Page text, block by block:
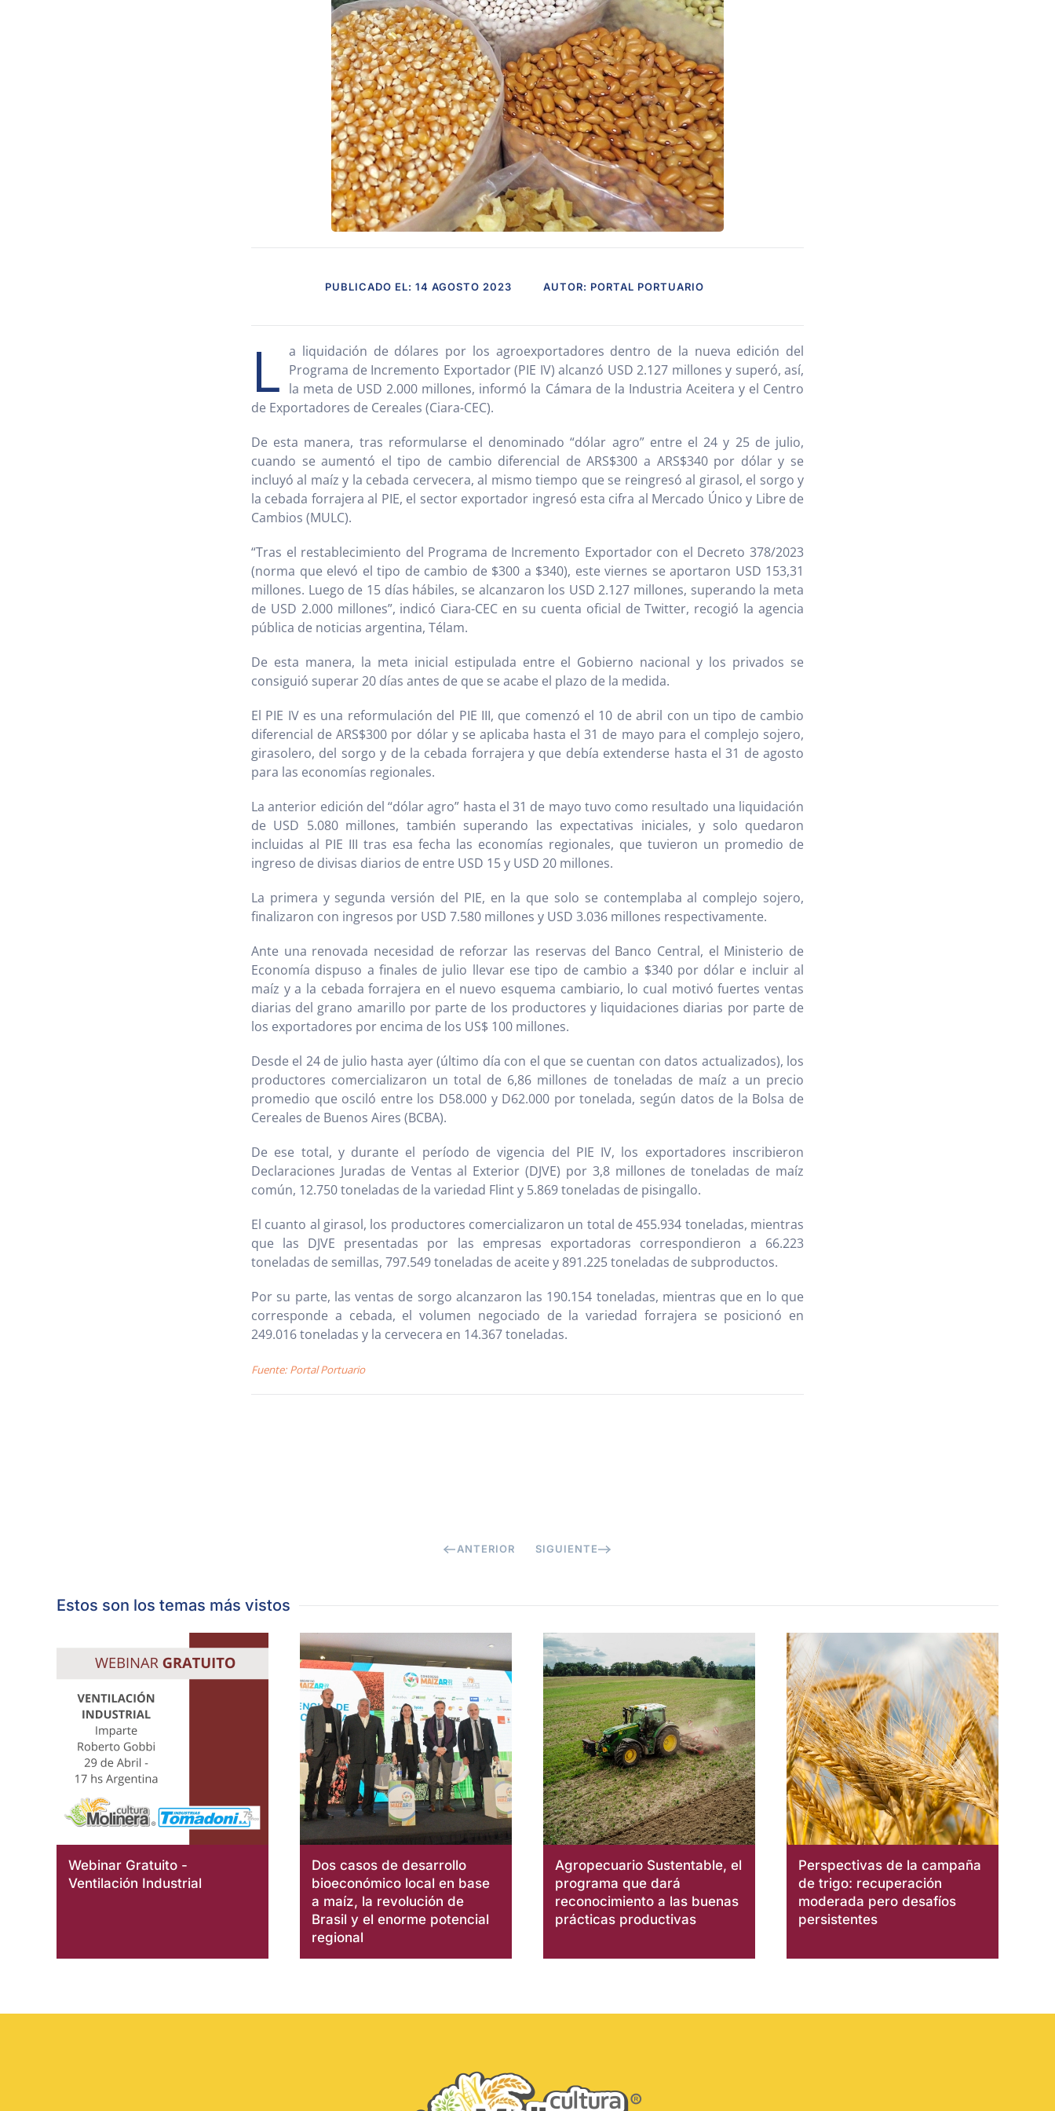
PUBLICADO EL: 14 AGOSTO 2023 AUTOR: PORTAL PORTUARIO
L a liquidación de dólares por los agroexportadores dentro de la nueva edición del
Programa de Incremento Exportador (PIE IV) alcanzó USD 2.127 millones y superó, así,
la meta de USD 2.000 millones, informó la Cámara de la Industria Aceitera y el Centro
de Exportadores de Cereales (Ciara-CEC).
De esta manera, tras reformularse el denominado “dólar agro” entre el 24 y 25 de julio,
cuando se aumentó el tipo de cambio diferencial de ARS$300 a ARS$340 por dólar y se
incluyó al maíz y la cebada cervecera, al mismo tiempo que se reingresó al girasol, el sorgo y
la cebada forrajera al PIE, el sector exportador ingresó esta cifra al Mercado Único y Libre de
Cambios (MULC).
“Tras el restablecimiento del Programa de Incremento Exportador con el Decreto 378/2023
(norma que elevó el tipo de cambio de $300 a $340), este viernes se aportaron USD 153,31
millones. Luego de 15 días hábiles, se alcanzaron los USD 2.127 millones, superando la meta
de USD 2.000 millones”, indicó Ciara-CEC en su cuenta oficial de Twitter, recogió la agencia
pública de noticias argentina, Télam.
De esta manera, la meta inicial estipulada entre el Gobierno nacional y los privados se
consiguió superar 20 días antes de que se acabe el plazo de la medida.
El PIE IV es una reformulación del PIE III, que comenzó el 10 de abril con un tipo de cambio
diferencial de ARS$300 por dólar y se aplicaba hasta el 31 de mayo para el complejo sojero,
girasolero, del sorgo y de la cebada forrajera y que debía extenderse hasta el 31 de agosto
para las economías regionales.
La anterior edición del “dólar agro” hasta el 31 de mayo tuvo como resultado una liquidación
de USD 5.080 millones, también superando las expectativas iniciales, y solo quedaron
incluidas al PIE III tras esa fecha las economías regionales, que tuvieron un promedio de
ingreso de divisas diarios de entre USD 15 y USD 20 millones.
La primera y segunda versión del PIE, en la que solo se contemplaba al complejo sojero,
finalizaron con ingresos por USD 7.580 millones y USD 3.036 millones respectivamente.
Ante una renovada necesidad de reforzar las reservas del Banco Central, el Ministerio de
Economía dispuso a finales de julio llevar ese tipo de cambio a $340 por dólar e incluir al
maíz y a la cebada forrajera en el nuevo esquema cambiario, lo cual motivó fuertes ventas
diarias del grano amarillo por parte de los productores y liquidaciones diarias por parte de
los exportadores por encima de los US$ 100 millones.
Desde el 24 de julio hasta ayer (último día con el que se cuentan con datos actualizados), los
productores comercializaron un total de 6,86 millones de toneladas de maíz a un precio
promedio que osciló entre los D58.000 y D62.000 por tonelada, según datos de la Bolsa de
Cereales de Buenos Aires (BCBA).
De ese total, y durante el período de vigencia del PIE IV, los exportadores inscribieron
Declaraciones Juradas de Ventas al Exterior (DJVE) por 3,8 millones de toneladas de maíz
común, 12.750 toneladas de la variedad Flint y 5.869 toneladas de pisingallo.
El cuanto al girasol, los productores comercializaron un total de 455.934 toneladas, mientras
que las DJVE presentadas por las empresas exportadoras correspondieron a 66.223
toneladas de semillas, 797.549 toneladas de aceite y 891.225 toneladas de subproductos.
Por su parte, las ventas de sorgo alcanzaron las 190.154 toneladas, mientras que en lo que
corresponde a cebada, el volumen negociado de la variedad forrajera se posicionó en
249.016 toneladas y la cervecera en 14.367 toneladas.
Fuente: Portal Portuario
ANTERIOR SIGUIENTE
Estos son los temas más vistos
Webinar Gratuito -
Ventilación Industrial
Dos casos de desarrollo
bioeconómico local en base
a maíz, la revolución de
Brasil y el enorme potencial
regional
Agropecuario Sustentable, el
programa que dará
reconocimiento a las buenas
prácticas productivas
Perspectivas de la campaña
de trigo: recuperación
moderada pero desafíos
persistentes